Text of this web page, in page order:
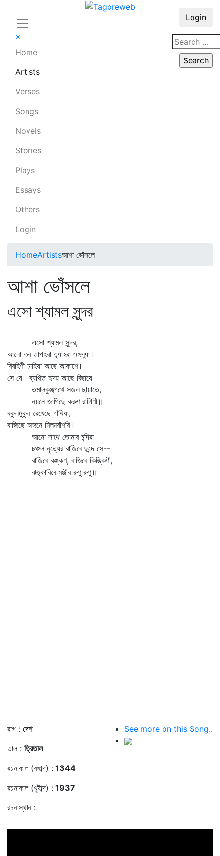
×
Home
Artists
Verses
Songs
Novels
Stories
Plays
Essays
Others
Login
Login
HomeArtistsআশা ভোঁসলে
আশা ভোঁসলে
এসো শ্যামল সুন্দর
এসো শ্যামল সুন্দর,
আনো তব তাপহরা তৃষাহরা সঙ্গসুধা।
বিরহিণী চাহিয়া আছে আকাশে॥
সে যে ব্যথিত হৃদয় আছে বিছায়ে
তমালকুঞ্জপথে সজল ছায়াতে,
নয়নে জাগিছে করুণ রাগিণী॥
বকুলমুকুল রেখেছে গাঁথিয়া,
বাজিছে অঙ্গনে মিলনবাঁশরি।
আনো সাথে তোমার মন্দিরা
চঞ্চল নৃত্যের বাজিবে ছন্দে সে--
বাজিবে কঙ্কণ, বাজিবে কিঙ্কিণী,
ঝঙ্কারিবে মঞ্জীর রুণু রুণু॥
রাগ : দেশ
তাল : ত্রিতাল
রচনাকাল (বঙ্গাব্দ) : 1344
রচনাকাল (খৃষ্টাব্দ) : 1937
রচনাস্থান :
See more on this Song..